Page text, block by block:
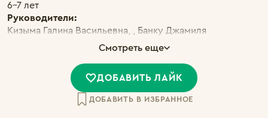
6-7 лет
Руководители:
Кизыма Галина Васильевна, , Банку Джамиля
Смотреть еще
ДОБАВИТЬ ЛАЙК
ДОБАВИТЬ В ИЗБРАННОЕ